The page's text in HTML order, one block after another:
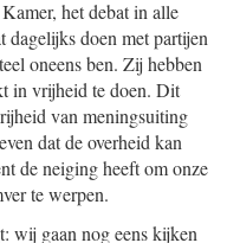
het debat in alle
dagelijks doen met partijen
oneens ben. Zij hebben
in vrijheid te doen. Dit
van meningsuiting
dat de overheid kan
de neiging heeft om onze
te werpen.
wij gaan nog eens kijken